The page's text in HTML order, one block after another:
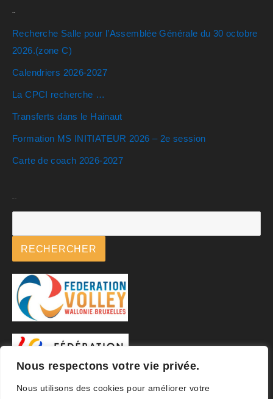
Nous respectons votre vie privée.
Nous utilisons des cookies pour améliorer votre
Recherche Salle pour l’Assemblée Générale du 30 octobre
2026.(zone C)
Calendriers 2026-2027
La CPCI recherche …
Transferts dans le Hainaut
Formation MS INITIATEUR 2026 – 2e session
Carte de coach 2026-2027
RECHERCHER